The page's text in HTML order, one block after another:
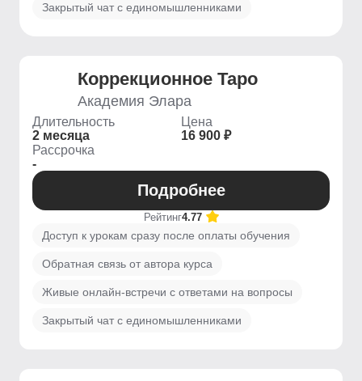
Закрытый чат с единомышленниками
Коррекционное Таро
Академия Элара
Длительность
2 месяца
Цена
16 900 ₽
Рассрочка
-
Подробнее
Рейтинг4.77
Доступ к урокам сразу после оплаты обучения
Обратная связь от автора курса
Живые онлайн-встречи с ответами на вопросы
Закрытый чат с единомышленниками